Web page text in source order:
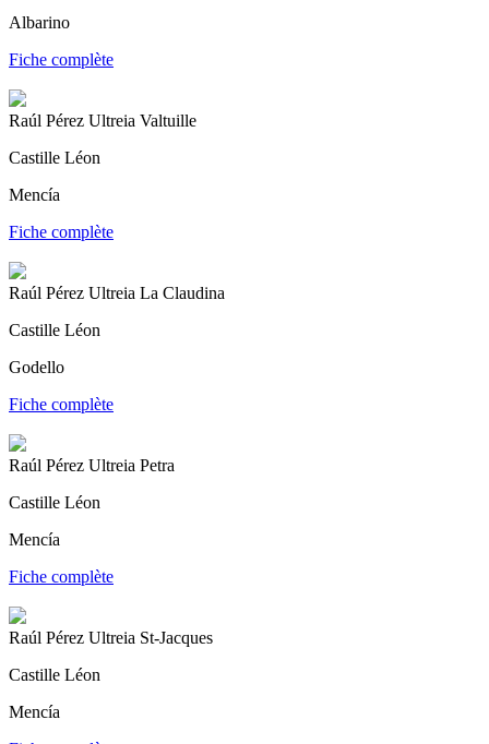
Albarino
Fiche complète
Raúl Pérez Ultreia Valtuille
Castille Léon
Mencía
Fiche complète
Raúl Pérez Ultreia La Claudina
Castille Léon
Godello
Fiche complète
Raúl Pérez Ultreia Petra
Castille Léon
Mencía
Fiche complète
Raúl Pérez Ultreia St-Jacques
Castille Léon
Mencía